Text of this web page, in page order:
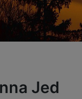
Jed